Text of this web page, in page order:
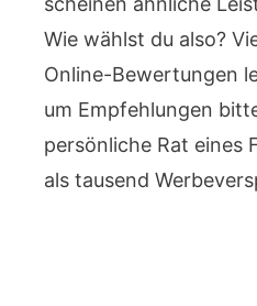
Wie wählst du also?
Online-Bewertungen
um Empfehlungen
persönliche Rat eines
als tausend